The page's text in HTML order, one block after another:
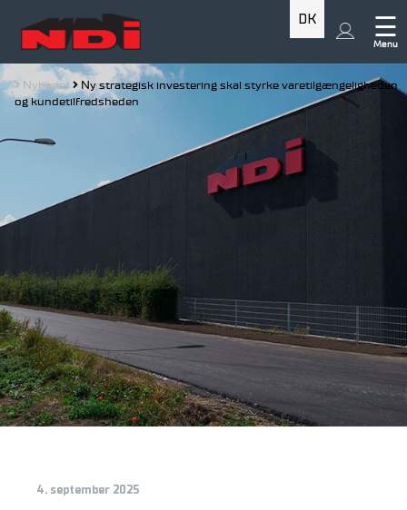
☰
Menu
DK
Nyheder
Ny strategisk investering skal styrke varetilgængeligheden
og kundetilfredsheden
4. september 2025